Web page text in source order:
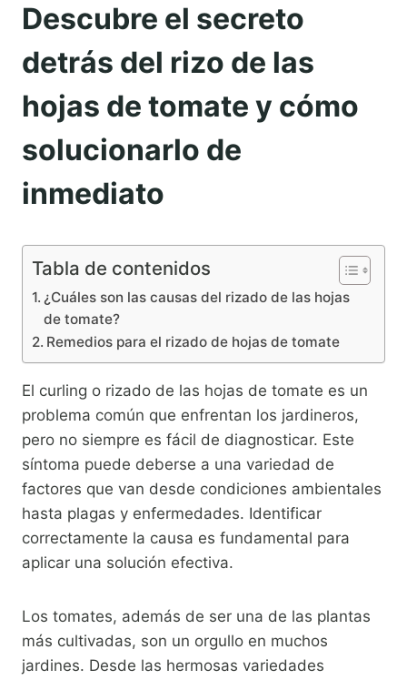
Descubre el secreto
detrás del rizo de las
hojas de tomate y cómo
solucionarlo de
inmediato
Tabla de contenidos
¿Cuáles son las causas del rizado de las hojas
de tomate?
Remedios para el rizado de hojas de tomate
El curling o rizado de las hojas de tomate es un
problema común que enfrentan los jardineros,
pero no siempre es fácil de diagnosticar. Este
síntoma puede deberse a una variedad de
factores que van desde condiciones ambientales
hasta plagas y enfermedades. Identificar
correctamente la causa es fundamental para
aplicar una solución efectiva.
Los tomates, además de ser una de las plantas
más cultivadas, son un orgullo en muchos
jardines. Desde las hermosas variedades